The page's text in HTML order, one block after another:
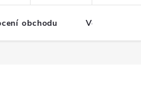
obchodu Věrnostní